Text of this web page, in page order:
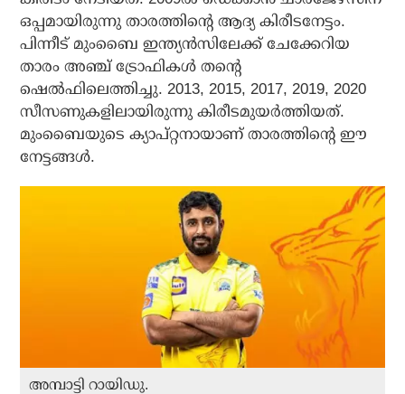
ഒപ്പമായിരുന്നു താരത്തിന്റെ ആദ്യ കിരീടനേട്ടം.
പിന്നീട് മുംബൈ ഇന്ത്യന്‍സിലേക്ക് ചേക്കേറിയ
താരം അഞ്ച് ട്രോഫികള്‍ തന്റെ
ഷെല്‍ഫിലെത്തിച്ചു. 2013, 2015, 2017, 2019, 2020
സീസണുകളിലായിരുന്നു കിരീടമുയര്‍ത്തിയത്.
മുംബൈയുടെ ക്യാപ്റ്റനായാണ് താരത്തിന്റെ ഈ
നേട്ടങ്ങള്‍.
അമ്പാട്ടി റായിഡു.